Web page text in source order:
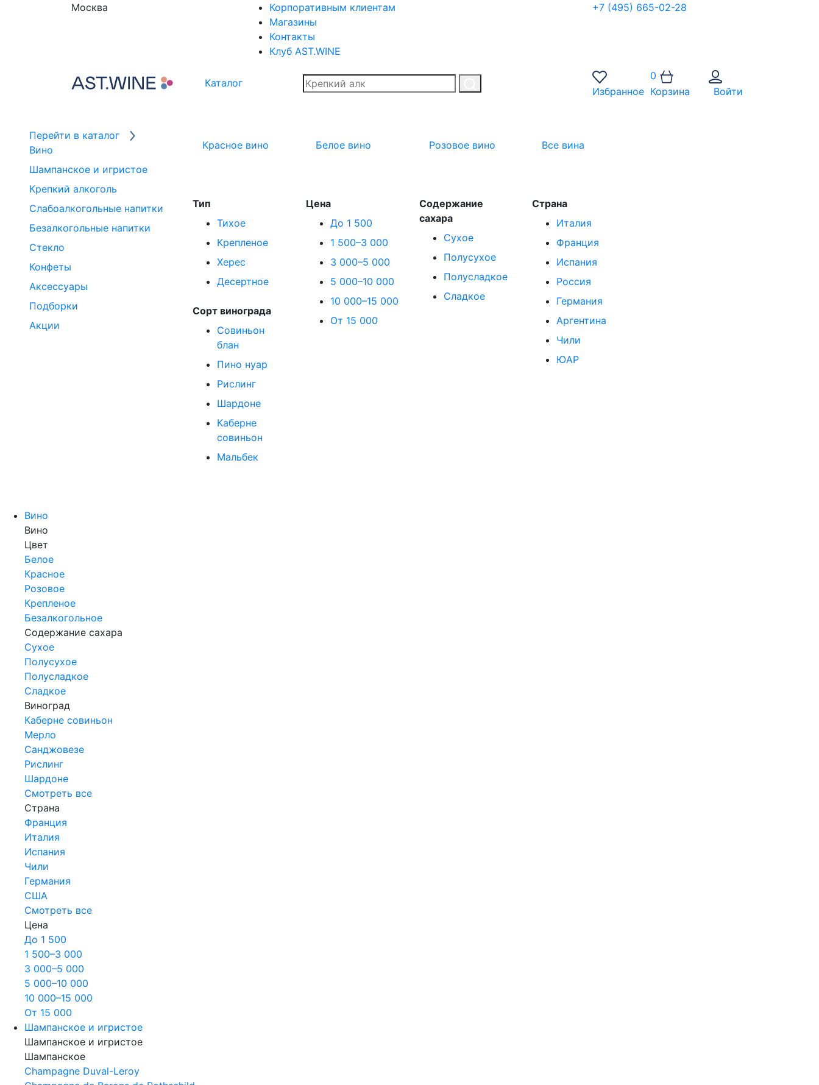
Москва
Корпоративным клиентам
Магазины
Контакты
Клуб AST.WINE
+7 (495) 665-02-28
Каталог
Избранное
0
Корзина
Войти
Перейти в каталог
Вино
Шампанское и игристое
Крепкий алкоголь
Слабоалкогольные напитки
Безалкогольные напитки
Стекло
Конфеты
Аксессуары
Подборки
Акции
Красное вино Белое вино Розовое вино Все вина
Тип
Тихое
Крепленое
Херес
Десертное
Сорт винограда
Совиньон
блан
Пино нуар
Рислинг
Шардоне
Каберне
совиньон
Мальбек
Цена
До 1 500
1 500–3 000
3 000–5 000
5 000–10 000
10 000–15 000
От 15 000
Содержание
сахара
Сухое
Полусухое
Полусладкое
Сладкое
Страна
Италия
Франция
Испания
Россия
Германия
Аргентина
Чили
ЮАР
Вино
Вино
Цвет
Белое
Красное
Розовое
Крепленое
Безалкогольное
Содержание сахара
Сухое
Полусухое
Полусладкое
Сладкое
Виноград
Каберне совиньон
Мерло
Санджовезе
Рислинг
Шардоне
Смотреть все
Страна
Франция
Италия
Испания
Чили
Германия
США
Смотреть все
Цена
До 1 500
1 500–3 000
3 000–5 000
5 000–10 000
10 000–15 000
От 15 000
Шампанское и игристое
Шампанское и игристое
Шампанское
Champagne Duval-Leroy